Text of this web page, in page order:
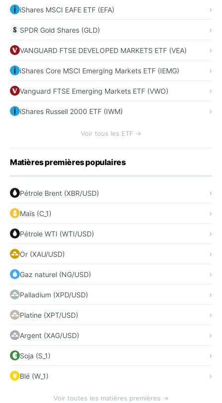
iShares MSCI EAFE ETF (EFA)
SPDR Gold Shares (GLD)
VANGUARD FTSE DEVELOPED MARKETS ETF (VEA)
iShares Core MSCI Emerging Markets ETF (IEMG)
Vanguard FTSE Emerging Markets ETF (VWO)
iShares Russell 2000 ETF (IWM)
Voir tous les ETF →
Matières premières populaires
Pétrole Brent (XBR/USD)
Maïs (C_1)
Pétrole WTI (WTI/USD)
Or (XAU/USD)
Gaz naturel (NG/USD)
Palladium (XPD/USD)
Platine (XPT/USD)
Argent (XAG/USD)
Soja (S_1)
Blé (W_1)
Voir toutes les matières premières →